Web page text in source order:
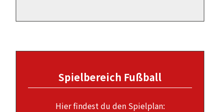
Spielbereich Fußball
Hier findest du den Spielplan: